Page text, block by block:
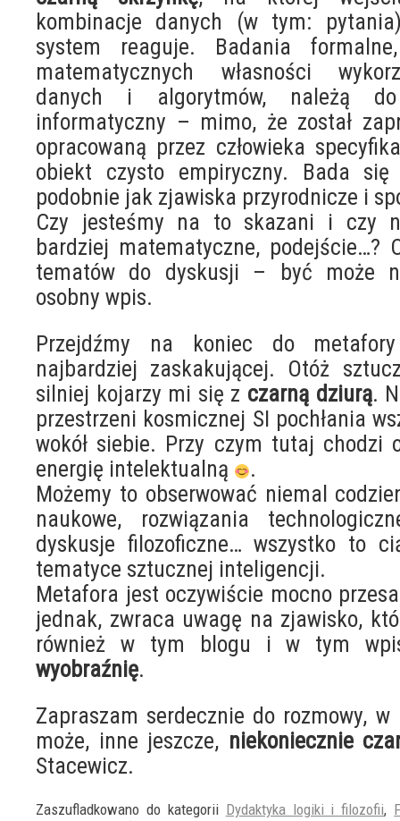
kombinacje danych (w tym:
system reaguje. Badania
matematycznych własności
danych i algorytmów, należą
informatyczny – mimo, że został
opracowaną przez człowieka
obiekt czysto empiryczny. Bada się
podobnie jak zjawiska przyrodnicze i
Czy jesteśmy na to skazani i czy
bardziej matematyczne, podejście…?
tematów do dyskusji – być może
osobny wpis.
Przejdźmy na koniec do
najbardziej zaskakującej. Otóż
silniej kojarzy mi się z czarną dziurą.
przestrzeni kosmicznej SI pochłania
wokół siebie. Przy czym tutaj chodzi
energię intelektualną
.
Możemy to obserwować niemal
naukowe, rozwiązania
dyskusje filozoficzne… wszystko to
tematyce sztucznej inteligencji.
Metafora jest oczywiście mocno
jednak, zwraca uwagę na zjawisko,
również w tym blogu i w tym
wyobraźnię.
Zapraszam serdecznie do rozmowy,
może, inne jeszcze, niekoniecznie
Stacewicz.
Zaszufladkowano do kategorii Dydaktyka logiki i filozofii,